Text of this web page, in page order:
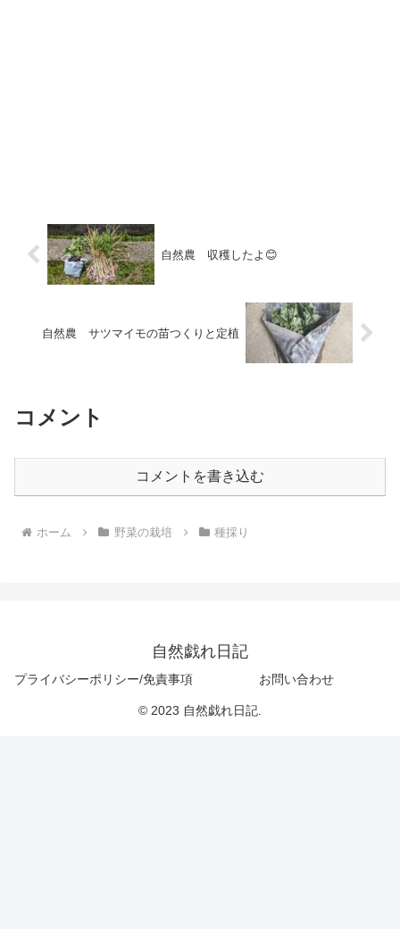
自然農 収穫したよ😊
自然農 サツマイモの苗つくりと定植
コメント
コメントを書き込む
ホーム 野菜の栽培 種採り
自然戯れ日記
プライバシーポリシー/免責事項 お問い合わせ
© 2023 自然戯れ日記.